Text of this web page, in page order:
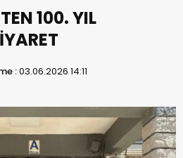
100. YIL
:03.06.2026 14:11